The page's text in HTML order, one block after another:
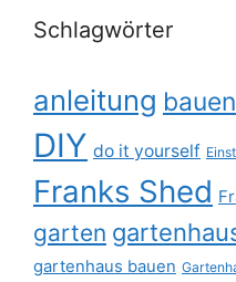
Schlagwörter
anleitung bauen
DIY do it yourself
Franks Shed
garten
gartenhaus bauen